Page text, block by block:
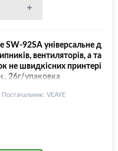
SW-92SA універсальне д
вентиляторів, а та
не швидкісних принтері
26г/упаковка
Постачальник: VEAYE